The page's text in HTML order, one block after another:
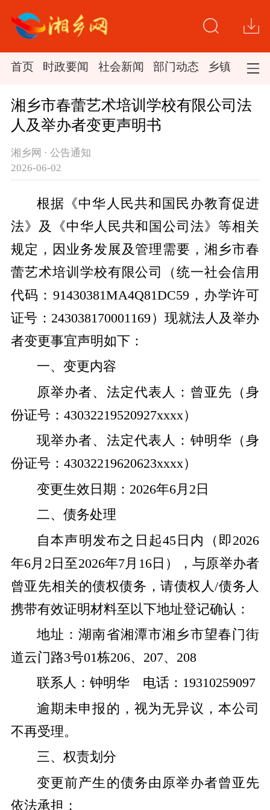
首页 时政要闻 社会新闻 部门动态 乡镇新闻
湘乡市春蕾艺术培训学校有限公司法
人及举办者变更声明书
湘乡网 · 公告通知
2026-06-02
根据《中华人民共和国民办教育促进
法》及《中华人民共和国公司法》等相关
规定，因业务发展及管理需要，湘乡市春
蕾艺术培训学校有限公司（统一社会信用
代码：91430381MA4Q81DC59，办学许可
证号：243038170001169）现就法人及举办
者变更事宜声明如下：
一、变更内容
原举办者、法定代表人：曾亚先（身
份证号：43032219520927xxxx）
现举办者、法定代表人：钟明华（身
份证号：43032219620623xxxx）
变更生效日期：2026年6月2日
二、债务处理
自本声明发布之日起45日内（即2026
年6月2日至2026年7月16日），与原举办者
曾亚先相关的债权债务，请债权人/债务人
携带有效证明材料至以下地址登记确认：
地址：湖南省湘潭市湘乡市望春门街
道云门路3号01栋206、207、208
联系人：钟明华 电话：19310259097
逾期未申报的，视为无异议，本公司
不再受理。
三、权责划分
变更前产生的债务由原举办者曾亚先
依法承担；